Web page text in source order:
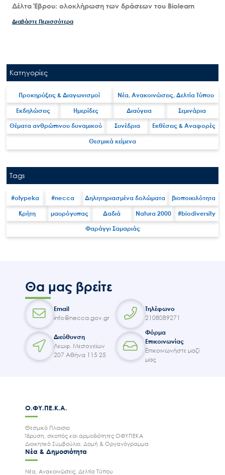
Μ.Δ.Π.Π.
Έργα
Εισιτήρια
Επικοινωνία
Δέλτα Έβρου: ολοκλήρωση των δράσεων του Biolearn
Διαβάστε Περισσότερα
Κατηγορίες
Προκηρύξεις & Διαγωνισμοί Νέα, Ανακοινώσεις, Δελτία Τύπου
Εκδηλώσεις Ημερίδες Διαύγεια Σεμινάρια
Θέματα ανθρώπινου δυναμικού Συνέδρια Εκθέσεις & Αναφορές
Θεσμικά κείμενα
Tags
#ofypeka #necca Δηλητηριασμένα δολώματα βιοποικιλότητα
Κρήτη μαυρόγυπας Δαδιά Natura 2000 #biodiversity
Φαράγγι Σαμαριάς
Θα μας βρείτε
Email
info@necca.gov.gr
Τηλέφωνο
2108089271
Διεύθυνση
Λεωφ. Μεσογείων
207 Αθήνα 115 25
Φόρμα
Επικοινωνίας
Επικοινωνήστε μαζί
μας
Ο.ΦΥ.ΠΕ.Κ.Α.
Θεσμικό Πλαισιο
Ίδρυση, σκοπός και αρμοδιότητες ΟΦΥΠΕΚΑ
Διοικητικό Συμβούλιο, Δομή & Οργανόγραμμα
Νέα & Δημοσιότητα
Νέα, Ανακοινώσεις, Δελτία Τύπου